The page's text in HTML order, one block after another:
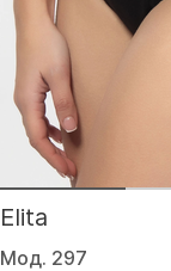
Elita
Мод. 297